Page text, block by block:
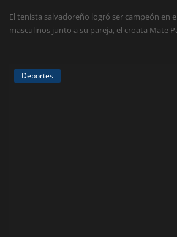
El tenista salvadoreño logró ser campeón en
masculinos junto a su pareja, el croata Mate
Deportes